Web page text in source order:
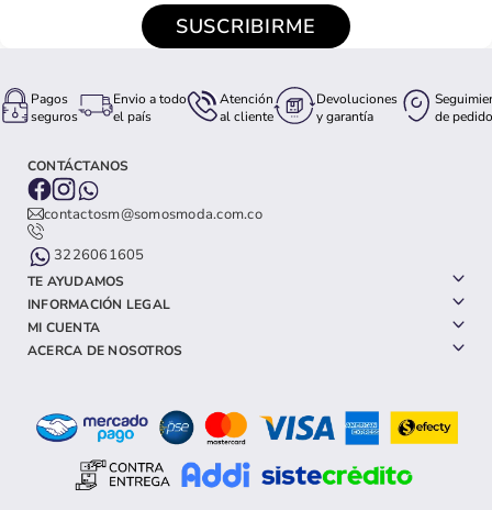
SUSCRIBIRME
Pagos
seguros
Envio a todo
el país
Atención
al cliente
Devoluciones
y garantía
de pedido
CONTÁCTANOS
contactosm@somosmoda.com.co
3226061605
TE AYUDAMOS
INFORMACIÓN LEGAL
MI CUENTA
ACERCA DE NOSOTROS